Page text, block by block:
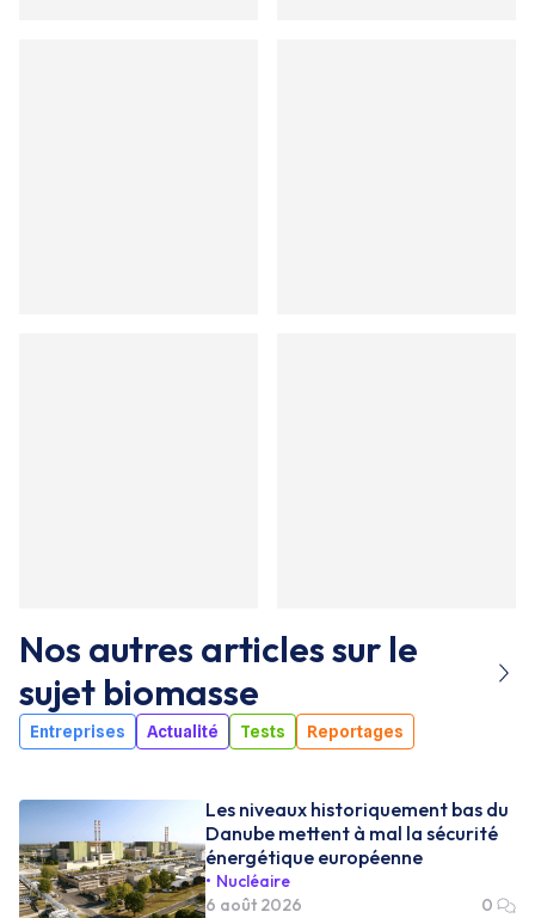
Nos autres articles sur le
sujet biomasse
Entreprises Actualité Tests Reportages
Les niveaux historiquement bas du
Danube mettent à mal la sécurité
énergétique européenne
Nucléaire
6 août 2026
0